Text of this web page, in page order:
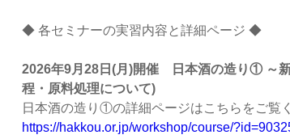
◆ 各セミナーの実習内容と詳細ページ ◆
2026年9月28日(月)開催 日本酒の造り① ～
程・原料処理について)
日本酒の造り①の詳細ページはこちらをご覧
https://hakkou.or.jp/workshop/course/